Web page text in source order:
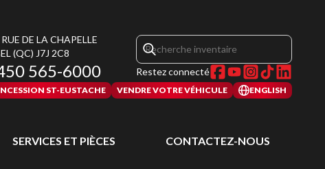
DE LA CHAPELLE
(QC) J7J 2C8
565-6000 Restez connecté
ST-EUSTACHE VENDRE VOTRE VÉHICULE ENGLISH
SERVICES ET PIÈCES CONTACTEZ-NOUS